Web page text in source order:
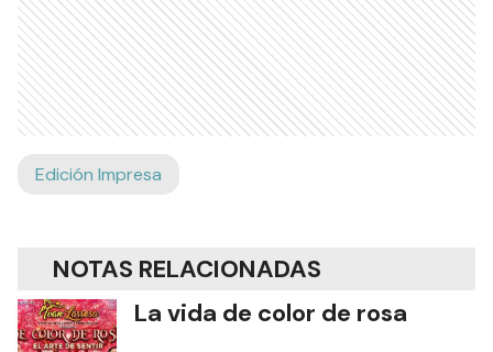
Edición Impresa
NOTAS RELACIONADAS
La vida de color de rosa